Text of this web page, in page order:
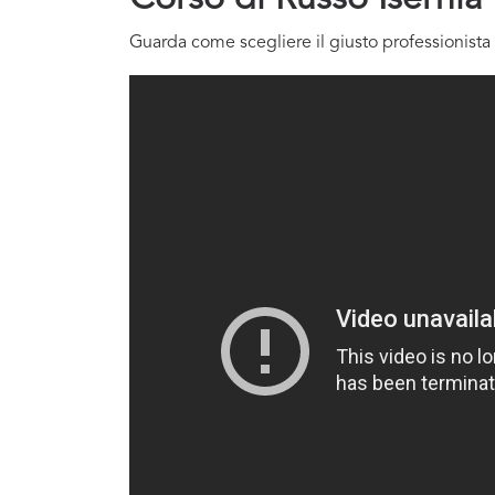
Guarda come scegliere il giusto professionista